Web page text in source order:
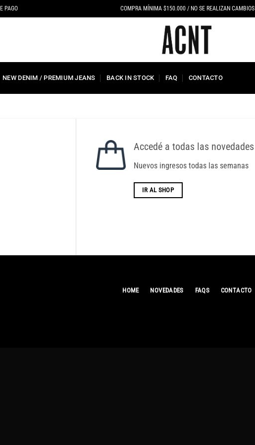
PAGO COMPRA MÍNIMA $150.000 / NO SE REALIZAN CAMBIOS
NEW DENIM / PREMIUM JEANS BACK IN STOCK FAQ CONTACTO
Accedé a todas las novedades
Nuevos ingresos todas las semanas
IR AL SHOP
HOME NOVEDADES FAQS CONTACTO